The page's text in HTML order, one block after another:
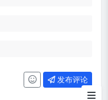
发布评论